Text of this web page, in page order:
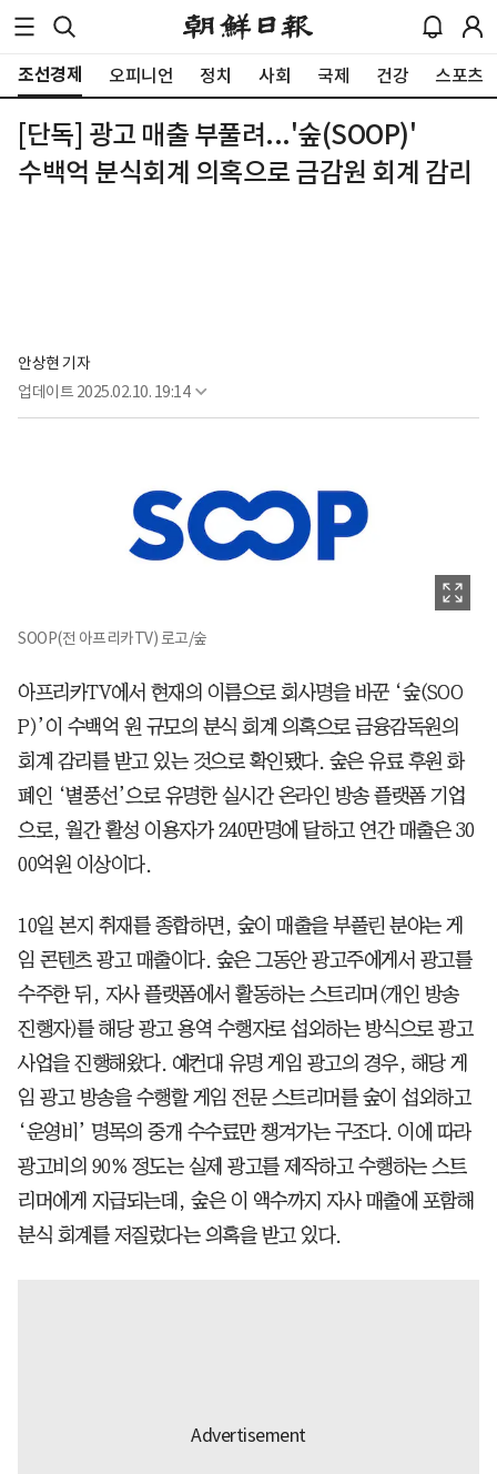
조선경제 오피니언 정치 사회 국제 건강 스포츠
[단독] 광고 매출 부풀려...'숲(SOOP)'
수백억 분식회계 의혹으로 금감원 회계 감리
안상현 기자
업데이트 2025.02.10. 19:14
SOOP(전 아프리카TV) 로고/숲
아프리카TV에서 현재의 이름으로 회사명을 바꾼 ‘숲(SOO
P)’이 수백억 원 규모의 분식 회계 의혹으로 금융감독원의
회계 감리를 받고 있는 것으로 확인됐다. 숲은 유료 후원 화
폐인 ‘별풍선’으로 유명한 실시간 온라인 방송 플랫폼 기업
으로, 월간 활성 이용자가 240만명에 달하고 연간 매출은 30
00억원 이상이다.
10일 본지 취재를 종합하면, 숲이 매출을 부풀린 분야는 게
임 콘텐츠 광고 매출이다. 숲은 그동안 광고주에게서 광고를
수주한 뒤, 자사 플랫폼에서 활동하는 스트리머(개인 방송
진행자)를 해당 광고 용역 수행자로 섭외하는 방식으로 광고
사업을 진행해왔다. 예컨대 유명 게임 광고의 경우, 해당 게
임 광고 방송을 수행할 게임 전문 스트리머를 숲이 섭외하고
‘운영비’ 명목의 중개 수수료만 챙겨가는 구조다. 이에 따라
광고비의 90% 정도는 실제 광고를 제작하고 수행하는 스트
리머에게 지급되는데, 숲은 이 액수까지 자사 매출에 포함해
분식 회계를 저질렀다는 의혹을 받고 있다.